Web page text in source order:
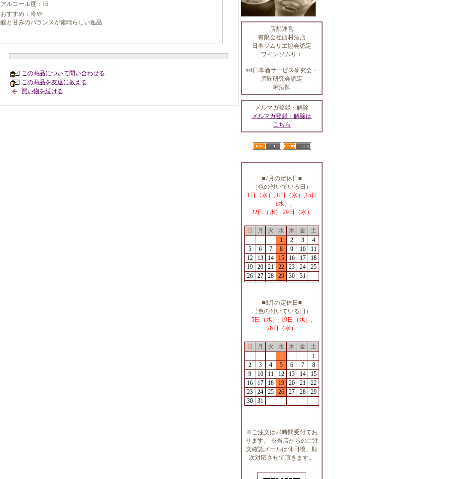
アルコール度：16
おすすめ：冷や
酸と甘みのバランスが素晴らしい逸品
この商品について問い合わせる
この商品を友達に教える
買い物を続ける
店舗運営
有限会社西村酒店
日本ソムリエ協会認定
ワインソムリエ
ssi日本酒サービス研究会・
酒匠研究会認定
唎酒師
メルマガ登録・解除
メルマガ登録・解除は
こちら
■7月の定休日■
（色の付いている日）
1日（水）, 8日（水）,15日
（水）,
22日（水）,29日（水）
日 月 火 水 木 金
土
1
2 3
4
5
6 7 8 9 10
11
12
13 14 15 16 17
18
19
20 21 22 23 24
25
26
27 28 29 30 31
■8月の定休日■
（色の付いている日）
5日（水）, 19日（水）,
26日（水）
日 月 火 水 木 金
土
1
2
3 4 5 6 7
8
9
10 11 12 13 14
15
16
17 18 19 20 21
22
23
24 25 26 27 28
29
30
31
※ご注文は24時間受付てお
ります。 ※当店からのご注
文確認メールは休日後、順
次対応させて頂きます。